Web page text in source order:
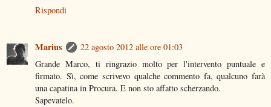
Rispondi
Marius
22 agosto 2012 alle ore 01:03
Grande Marco, ti ringrazio molto per l'intervento puntuale e
firmato. Sì, come scrivevo qualche commento fa, qualcuno farà
una capatina in Procura. E non sto affatto scherzando.
Sapevatelo.